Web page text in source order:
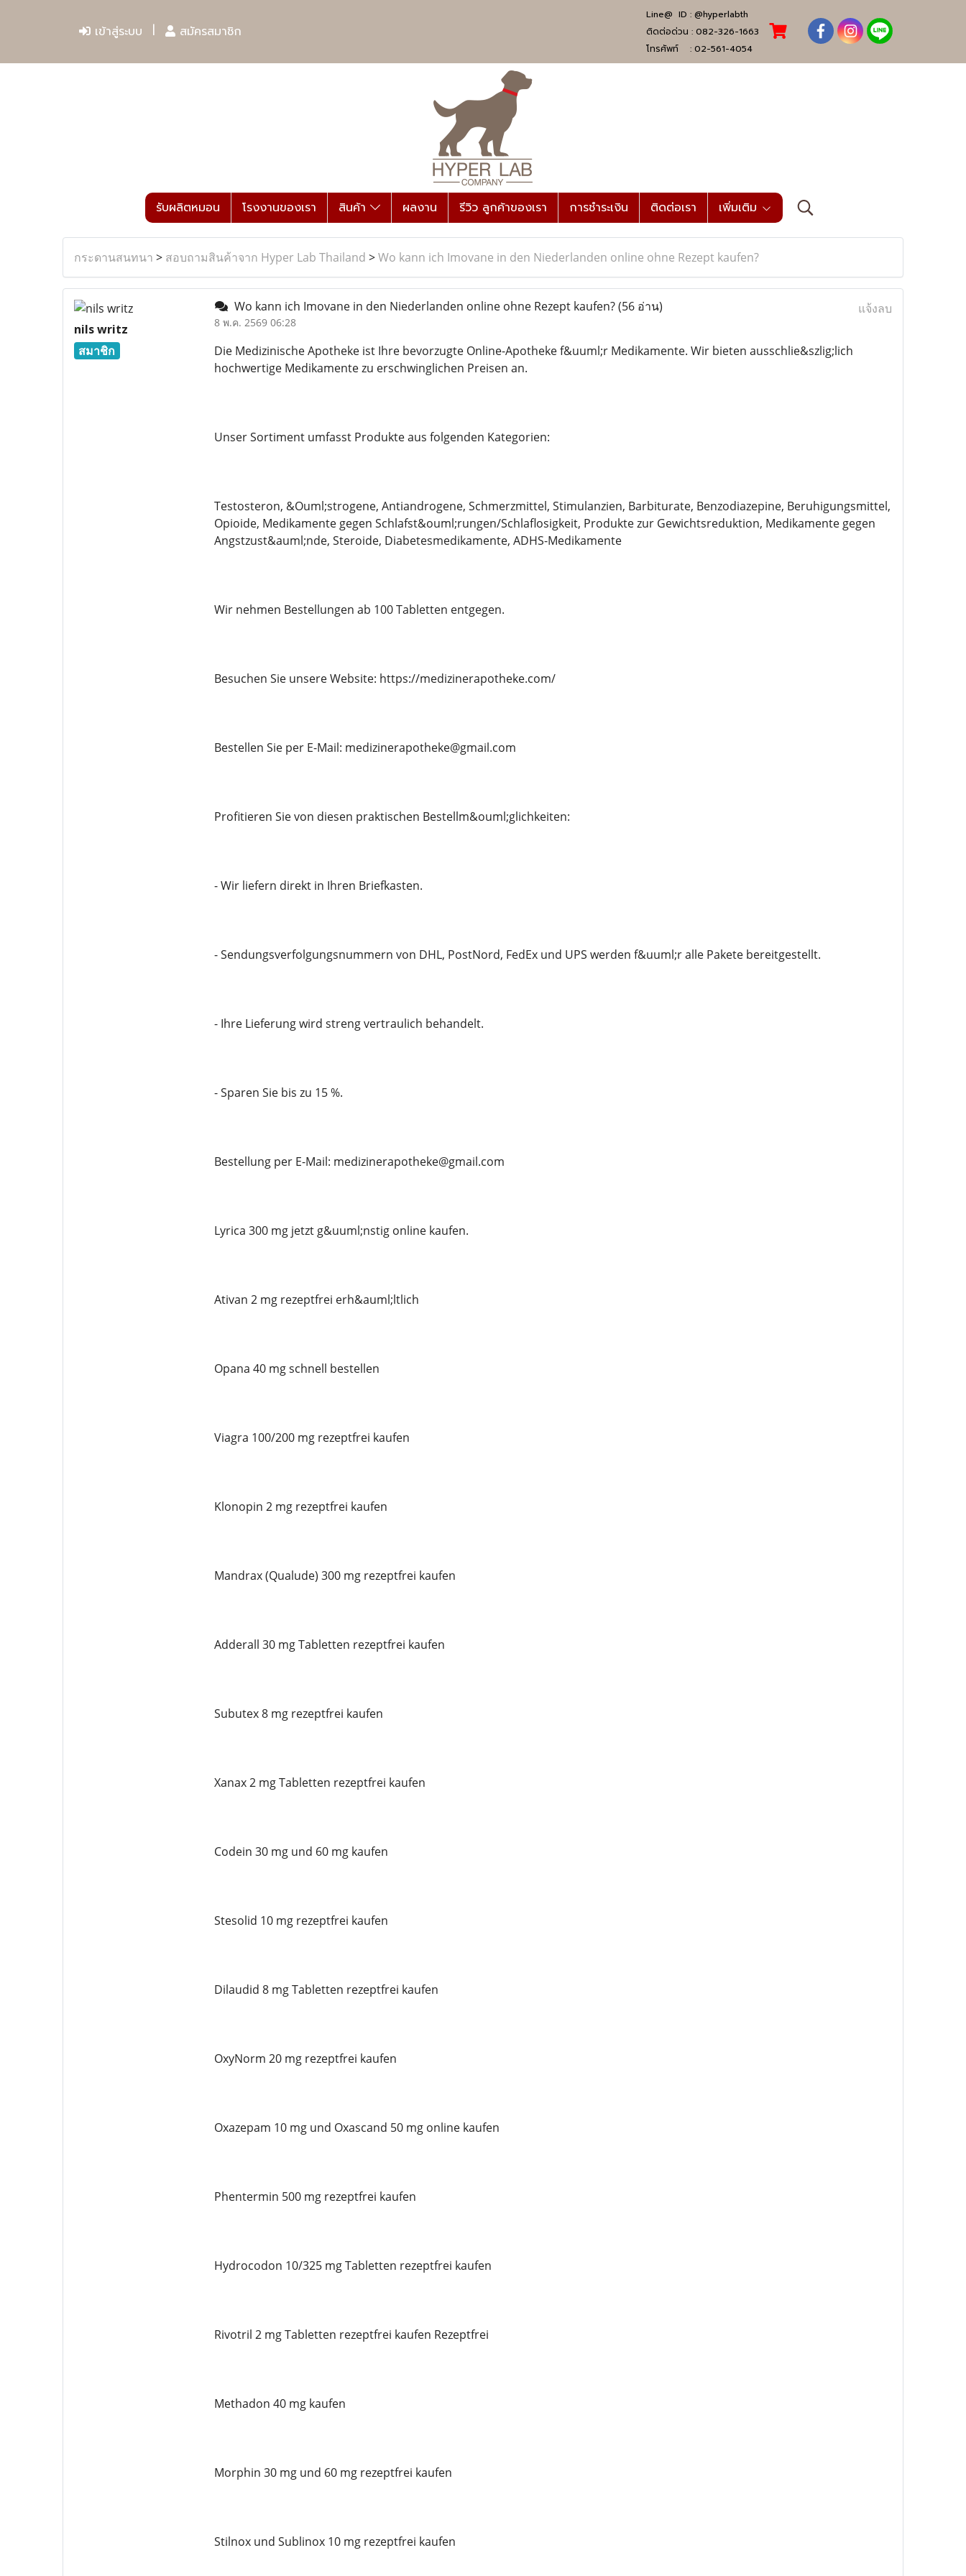
เข้าสู่ระบบ สมัครสมาชิก
Line@ ID : @hyperlabth
ติดต่อด่วน : 082-326-1663
โทรศัพท์ : 02-561-4054
รับผลิตหมอน โรงงานของเรา สินค้า ผลงาน รีวิว ลูกค้าของเรา การชำระเงิน ติดต่อเรา เพิ่มเติม
กระดานสนทนา > สอบถามสินค้าจาก Hyper Lab Thailand >Wo kann ich Imovane in den Niederlanden online ohne Rezept kaufen?
nils writz
สมาชิก
Wo kann ich Imovane in den Niederlanden online ohne Rezept kaufen?(56 อ่าน)
8 พ.ค. 2569 06:28
แจ้งลบ
Die Medizinische Apotheke ist Ihre bevorzugte Online-Apotheke f&uuml;r Medikamente. Wir bieten ausschlie&szlig;lich
hochwertige Medikamente zu erschwinglichen Preisen an.
Unser Sortiment umfasst Produkte aus folgenden Kategorien:
Testosteron, &Ouml;strogene, Antiandrogene, Schmerzmittel, Stimulanzien, Barbiturate, Benzodiazepine, Beruhigungsmittel,
Opioide, Medikamente gegen Schlafst&ouml;rungen/Schlaflosigkeit, Produkte zur Gewichtsreduktion, Medikamente gegen
Angstzust&auml;nde, Steroide, Diabetesmedikamente, ADHS-Medikamente
Wir nehmen Bestellungen ab 100 Tabletten entgegen.
Besuchen Sie unsere Website: https://medizinerapotheke.com/
Bestellen Sie per E-Mail: medizinerapotheke@gmail.com
Profitieren Sie von diesen praktischen Bestellm&ouml;glichkeiten:
- Wir liefern direkt in Ihren Briefkasten.
- Sendungsverfolgungsnummern von DHL, PostNord, FedEx und UPS werden f&uuml;r alle Pakete bereitgestellt.
- Ihre Lieferung wird streng vertraulich behandelt.
- Sparen Sie bis zu 15 %.
Bestellung per E-Mail: medizinerapotheke@gmail.com
Lyrica 300 mg jetzt g&uuml;nstig online kaufen.
Ativan 2 mg rezeptfrei erh&auml;ltlich
Opana 40 mg schnell bestellen
Viagra 100/200 mg rezeptfrei kaufen
Klonopin 2 mg rezeptfrei kaufen
Mandrax (Qualude) 300 mg rezeptfrei kaufen
Adderall 30 mg Tabletten rezeptfrei kaufen
Subutex 8 mg rezeptfrei kaufen
Xanax 2 mg Tabletten rezeptfrei kaufen
Codein 30 mg und 60 mg kaufen
Stesolid 10 mg rezeptfrei kaufen
Dilaudid 8 mg Tabletten rezeptfrei kaufen
OxyNorm 20 mg rezeptfrei kaufen
Oxazepam 10 mg und Oxascand 50 mg online kaufen
Phentermin 500 mg rezeptfrei kaufen
Hydrocodon 10/325 mg Tabletten rezeptfrei kaufen
Rivotril 2 mg Tabletten rezeptfrei kaufen Rezeptfrei
Methadon 40 mg kaufen
Morphin 30 mg und 60 mg rezeptfrei kaufen
Stilnox und Sublinox 10 mg rezeptfrei kaufen